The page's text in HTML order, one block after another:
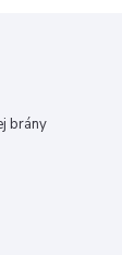
brány